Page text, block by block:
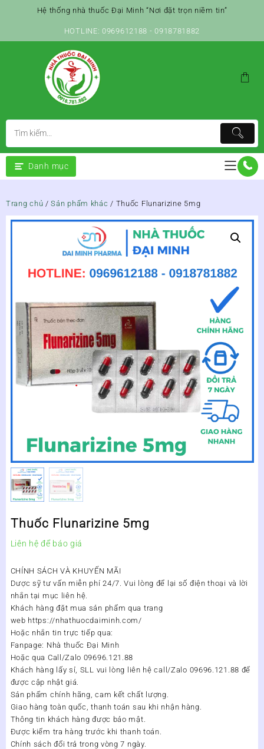
Hệ thống nhà thuốc Đại Minh “Nơi đặt trọn niềm tin”
HOTLINE: 0969612188 - 0918781882
Danh mục
Trang chủ /Sản phẩm khác / Thuốc Flunarizine 5mg
Thuốc Flunarizine 5mg
Liên hệ để báo giá
CHÍNH SÁCH VÀ KHUYẾN MÃI
Dược sỹ tư vấn miễn phí 24/7. Vui lòng để lại số điện thoại và lời
nhắn tại mục liên hệ.
Khách hàng đặt mua sản phẩm qua trang
web https://nhathuocdaiminh.com/
Hoặc nhắn tin trực tiếp qua:
Fanpage: Nhà thuốc Đại Minh
Hoặc qua Call/Zalo 09696.121.88
Khách hàng lấy sỉ, SLL vui lòng liên hệ call/Zalo 09696.121.88 để
được cập nhật giá.
Sản phẩm chính hãng, cam kết chất lượng.
Giao hàng toàn quốc, thanh toán sau khi nhận hàng.
Thông tin khách hàng được bảo mật.
Được kiểm tra hàng trước khi thanh toán.
Chính sách đổi trả trong vòng 7 ngày.